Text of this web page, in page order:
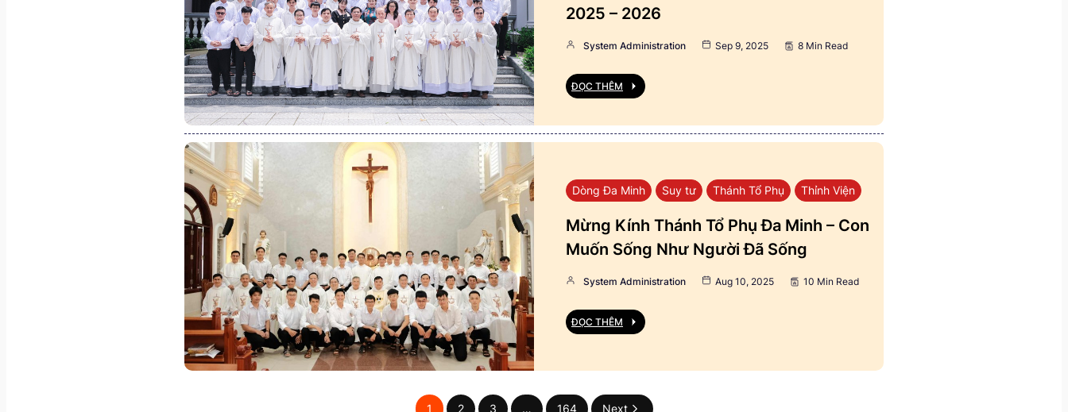
2025 – 2026
System Administration Sep 9, 2025 8 Min Read
ĐỌC THÊM
Dòng Đa Minh Suy tư Thánh Tổ Phụ Thỉnh Viện
Mừng Kính Thánh Tổ Phụ Đa Minh – Con
Muốn Sống Như Người Đã Sống
System Administration Aug 10, 2025 10 Min Read
ĐỌC THÊM
1 2 3 … 164 Next